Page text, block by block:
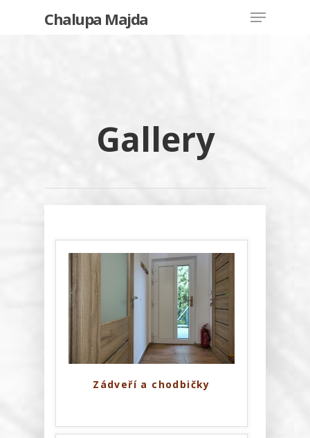
Chalupa Majda
Gallery
Zádveří a chodbičky